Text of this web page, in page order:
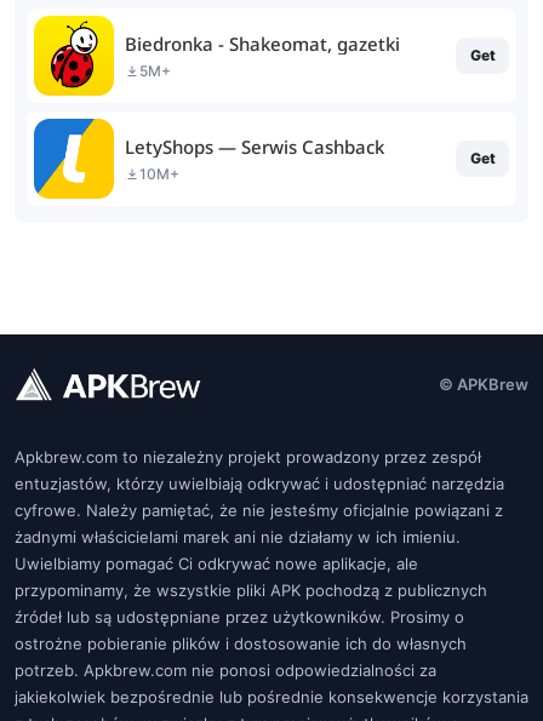
Biedronka - Shakeomat, gazetki
5M+
Get
LetyShops — Serwis Cashback
10M+
Get
© APKBrew
Apkbrew.com to niezależny projekt prowadzony przez zespół
entuzjastów, którzy uwielbiają odkrywać i udostępniać narzędzia
cyfrowe. Należy pamiętać, że nie jesteśmy oficjalnie powiązani z
żadnymi właścicielami marek ani nie działamy w ich imieniu.
Uwielbiamy pomagać Ci odkrywać nowe aplikacje, ale
przypominamy, że wszystkie pliki APK pochodzą z publicznych
źródeł lub są udostępniane przez użytkowników. Prosimy o
ostrożne pobieranie plików i dostosowanie ich do własnych
potrzeb. Apkbrew.com nie ponosi odpowiedzialności za
jakiekolwiek bezpośrednie lub pośrednie konsekwencje korzystania